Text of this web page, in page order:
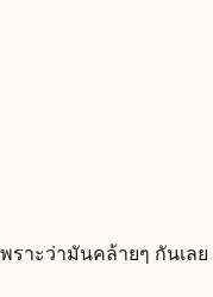
ราะว่ามันคล้ายๆ กันเลย